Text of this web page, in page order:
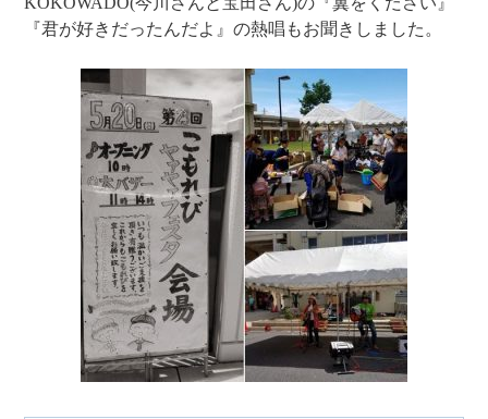
『君が好きだったんだよ』の熱唱もお聞きしました。